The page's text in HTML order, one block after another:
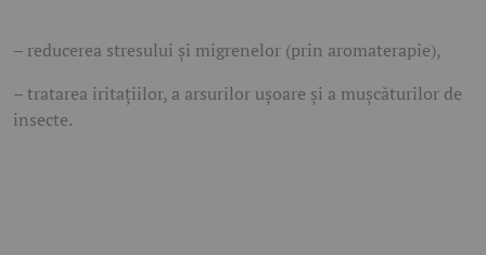
– reducerea stresului și migrenelor (prin aromaterapie),
– tratarea iritațiilor, a arsurilor ușoare și a mușcăturilor de
insecte.